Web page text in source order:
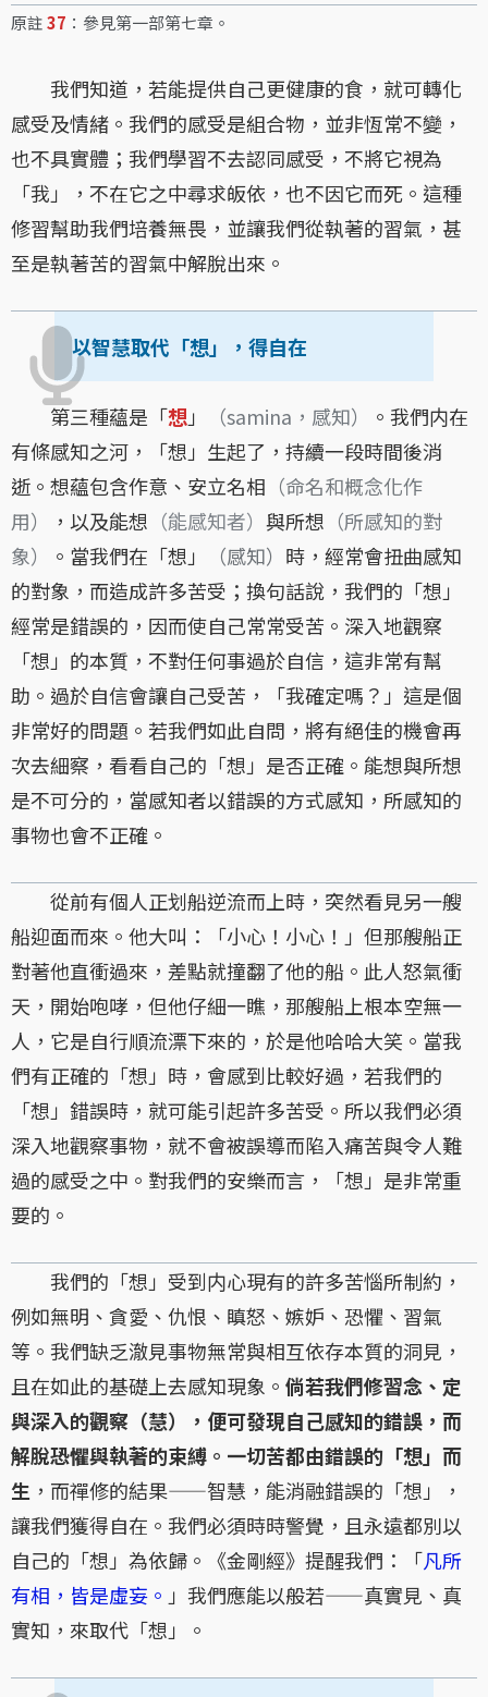
原註37 ：參見第一部第七章。
我們知道，若能提供自己更健康的食，就可轉化
感受及情緒。我們的感受是組合物，並非恆常不變，
也不具實體；我們學習不去認同感受，不將它視為
「我」，不在它之中尋求皈依，也不因它而死。這種
修習幫助我們培養無畏，並讓我們從執著的習氣，甚
至是執著苦的習氣中解脫出來。
以智慧取代「想」，得自在
第三種蘊是「想」 （samina，感知）
。我們内在
有條感知之河，「想」生起了，持續一段時間後消
逝。想蘊包含作意、安立名相 （命名和概念化作
用）
，以及能想 （能感知者） 與所想 （所感知的對
象）
。當我們在「想」 （感知） 時，經常會扭曲感知
的對象，而造成許多苦受；換句話說，我們的「想」
經常是錯誤的，因而使自己常常受苦。深入地觀察
「想」的本質，不對任何事過於自信，這非常有幫
助。過於自信會讓自己受苦，「我確定嗎？」這是個
非常好的問題。若我們如此自問，將有絕佳的機會再
次去細察，看看自己的「想」是否正確。能想與所想
是不可分的，當感知者以錯誤的方式感知，所感知的
事物也會不正確。
從前有個人正划船逆流而上時，突然看見另一艘
船迎面而來。他大叫：「小心！小心！」但那艘船正
對著他直衝過來，差點就撞翻了他的船。此人怒氣衝
天，開始咆哮，但他仔細一瞧，那艘船上根本空無一
人，它是自行順流漂下來的，於是他哈哈大笑。當我
們有正確的「想」時，會感到比較好過，若我們的
「想」錯誤時，就可能引起許多苦受。所以我們必須
深入地觀察事物，就不會被誤導而陷入痛苦與令人難
過的感受之中。對我們的安樂而言，「想」是非常重
要的。
我們的「想」受到内心現有的許多苦惱所制約，
例如無明、貪愛、仇恨、瞋怒、嫉妒、恐懼、習氣
等。我們缺乏澈見事物無常與相互依存本質的洞見，
且在如此的基礎上去感知現象。 倘若我們修習念、定
與深入的觀察（慧），便可發現自己感知的錯誤，而
解脫恐懼與執著的束縛。一切苦都由錯誤的「想」而
生 ，而禪修的結果——智慧，能消融錯誤的「想」，
讓我們獲得自在。我們必須時時警覺，且永遠都別以
自己的「想」為依歸。《金剛經》提醒我們：「凡所
有相，皆是虛妄。 」我們應能以般若——真實見、真
實知，來取代「想」。